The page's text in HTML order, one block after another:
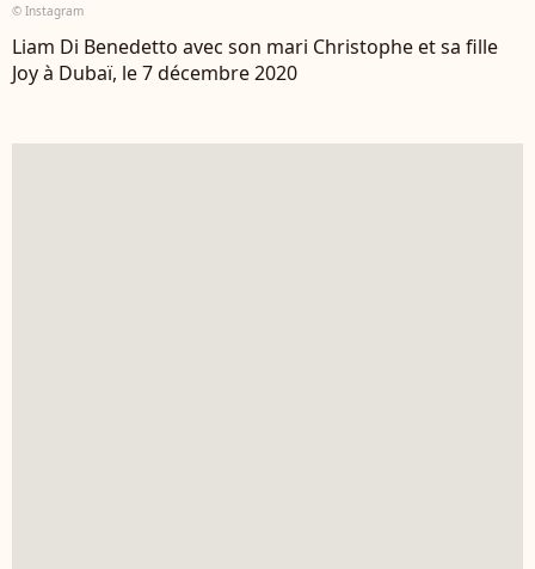
© Instagram
Liam Di Benedetto avec son mari Christophe et sa fille
Joy à Dubaï, le 7 décembre 2020